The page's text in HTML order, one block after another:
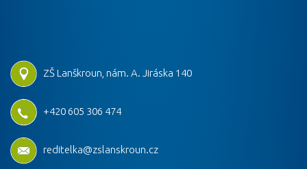
ZŠ Lanškroun, nám. A. Jiráska 140
+420 605 306 474
reditelka@zslanskroun.cz